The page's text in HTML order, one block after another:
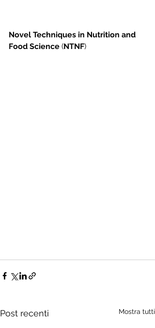
Novel Techniques in Nutrition and
Food Science (NTNF)
Post recenti Mostra tutti